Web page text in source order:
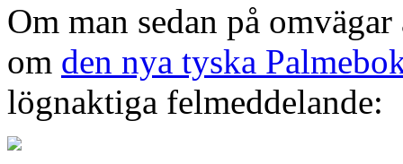
Om man sedan på
om den nya tyska
lögnaktiga felmeddelande: